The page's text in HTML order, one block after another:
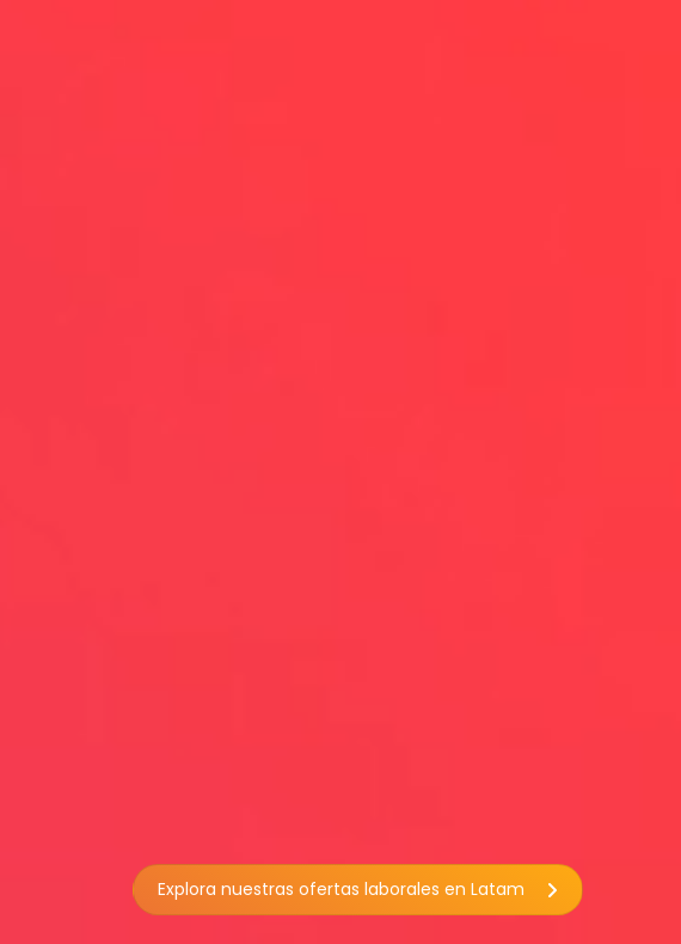
Explora nuestras ofertas laborales en Latam